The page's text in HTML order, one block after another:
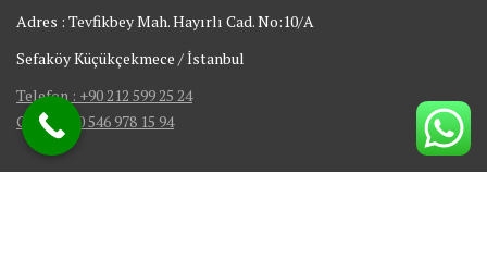
Adres : Tevfikbey Mah. Hayırlı Cad. No:10/A
Sefaköy Küçükçekmece / İstanbul
Telefon : +90 212 599 25 24
GSM : +90 546 978 15 94